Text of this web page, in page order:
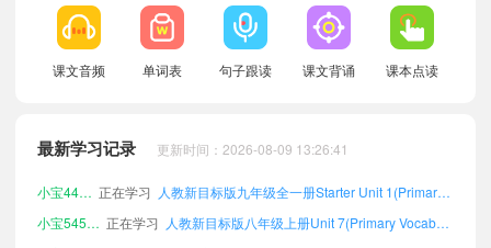
课文音频 单词表 句子跟读 课文背诵 课本点读
最新学习记录 更新时间：2026-08-09 13:26:41
小宝288304 正在学习 人教新目标版九年级全一册Starter Unit 2单词
小宝295680 正在学习 人教新目标版八年级下册Unit 2单词
小宝447016 正在学习
人教新目标版九年级全一册Starter Unit 1(Primary Vocabulary)单词
小宝545298 正在学习
人教新目标版八年级上册Unit 7(Primary Vocabulary)单词